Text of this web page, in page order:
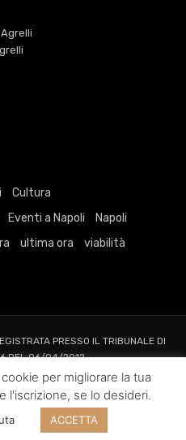
Cultura
Eventi a Napoli
Napoli
ultima ora viabilità
PRESSO IL TRIBUNALE DI
DEL 06/04/2012
SRL |Privacy|Cookie|
Pubblicità Grafica
per migliorare la tua
l'iscrizione, se lo desideri.
ACCETTA